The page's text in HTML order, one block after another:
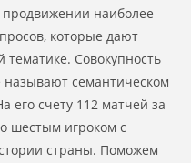
наиболее
которые дают
Совокупность
называют семантическом
его счету 112 матчей за
шестым игроком с
страны. Поможем